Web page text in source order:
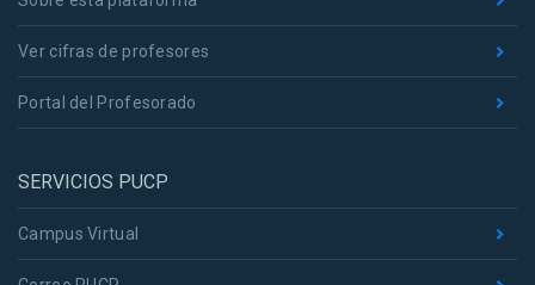
Ver cifras de profesores
Portal del Profesorado
SERVICIOS PUCP
Campus Virtual